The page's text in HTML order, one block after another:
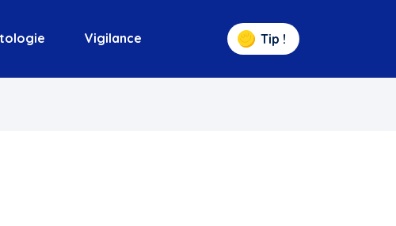
Vigilance Tip !